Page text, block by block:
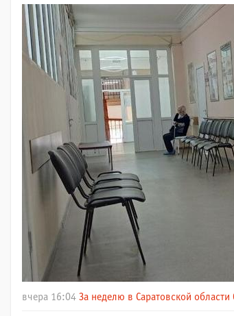
вчера 16:04 За неделю в Саратовской